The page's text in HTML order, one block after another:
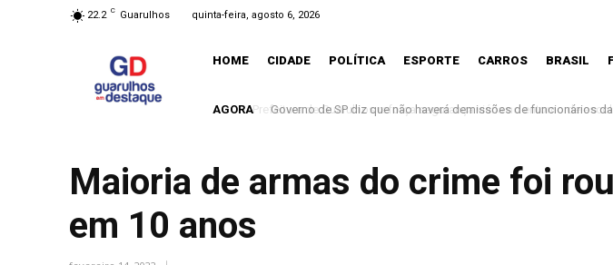
22.2 C Guarulhos quinta-feira, agosto 6, 2026
HOME CIDADE POLÍTICA ESPORTE CARROS BRASIL
AGORA Governo de SP diz que não haverá demissões de funcionários da
Maioria de armas do crime foi
em 10 anos